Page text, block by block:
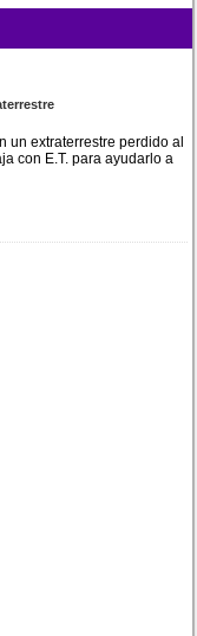
un extraterrestre perdido al
con E.T. para ayudarlo a